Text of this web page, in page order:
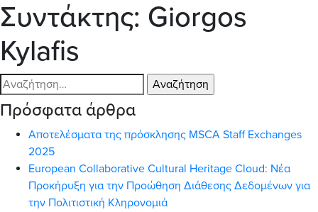
Συντάκτης: Giorgos
Kylafis
Αναζήτηση
για:
Πρόσφατα άρθρα
Αποτελέσματα της πρόσκλησης MSCA Staff Exchanges
2025
European Collaborative Cultural Heritage Cloud: Νέα
Προκήρυξη για την Προώθηση Διάθεσης Δεδομένων για
την Πολιτιστική Κληρονομιά